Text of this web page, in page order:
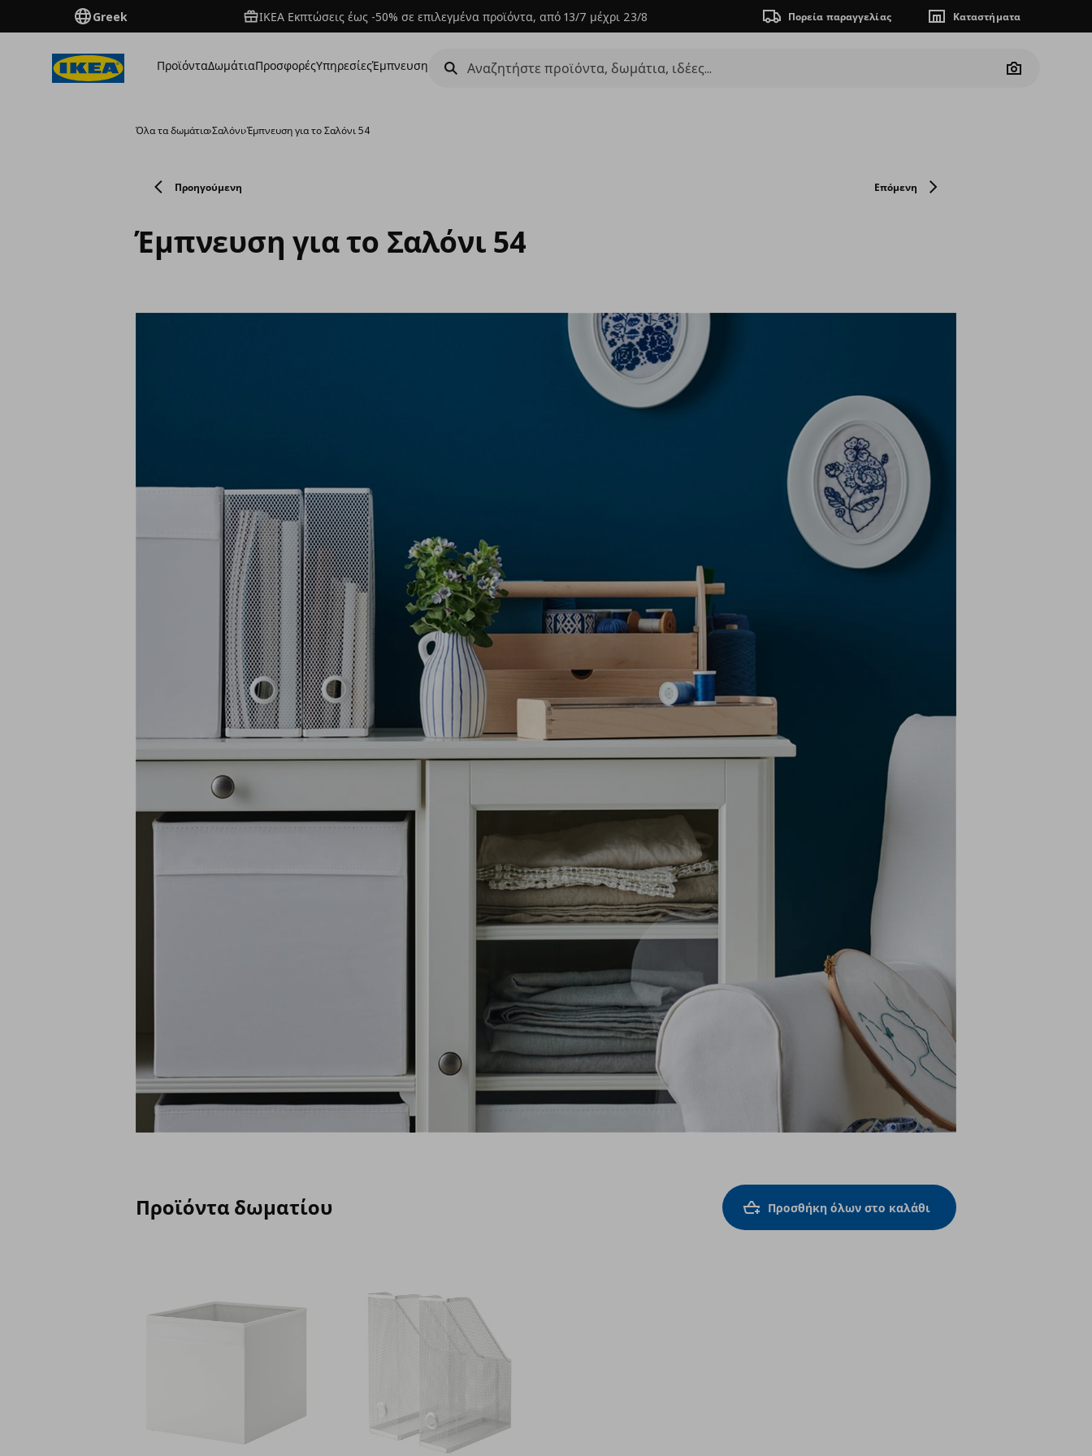
Greek ΙΚΕΑ Εκπτώσεις έως -50% σε επιλεγμένα προϊόντα, από 13/7 μέχρι 23/8 Πορεία παραγγελίας Καταστήματα
ΠροϊόνταΔωμάτιαΠροσφορέςΥπηρεσίεςΈμπνευση
Camera
Όλα τα δωμάτια›Σαλόνι›Έμπνευση για το Σαλόνι 54
Προηγούμενη Επόμενη
Έμπνευση για το Σαλόνι 54
Προϊόντα δωματίου Προσθήκη όλων στο καλάθι